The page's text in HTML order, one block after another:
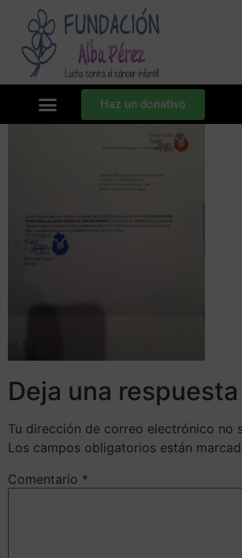
Haz un donativo
Deja una respuesta
Tu dirección de correo electrónico no
Los campos obligatorios están
Comentario *